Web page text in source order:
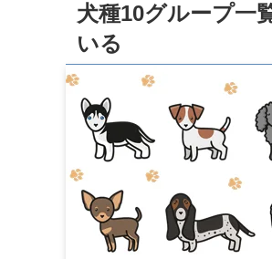
犬種10グループ一
いる